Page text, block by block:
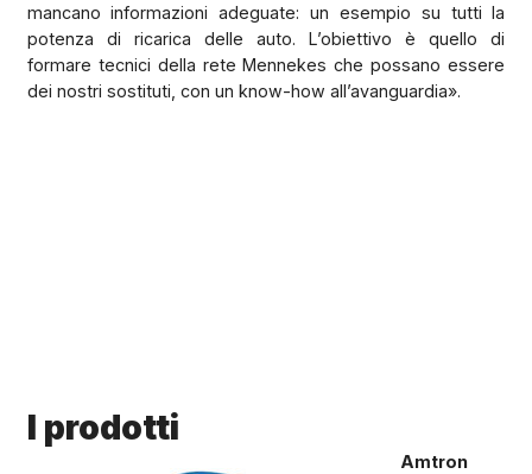
mancano informazioni adeguate: un esempio su tutti la
potenza di ricarica delle auto. L’obiettivo è quello di
formare tecnici della rete Mennekes che possano essere
dei nostri sostituti, con un know-how all’avanguardia».
I prodotti
Amtron